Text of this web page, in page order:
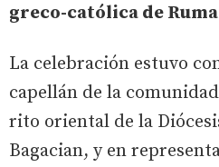
greco-católica de
La celebración estuvo
capellán de la
rito oriental de la
Bagacian, y en